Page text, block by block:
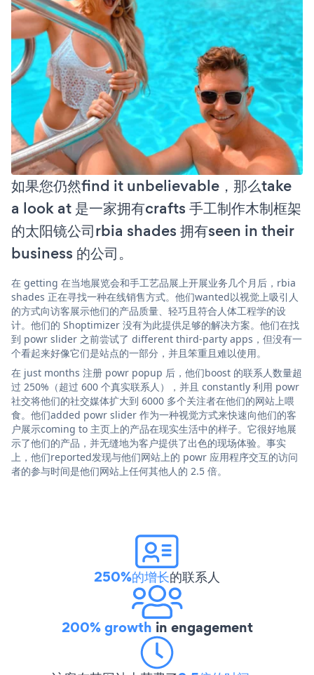
如果您仍然find it unbelievable，那么take
a look at 是一家拥有crafts 手工制作木制框架
的太阳镜公司rbia shades 拥有seen in their
business 的公司。
在 getting 在当地展览会和手工艺品展上开展业务几个月后，rbia
shades 正在寻找一种在线销售方式。他们wanted以视觉上吸引人
的方式向访客展示他们的产品质量、轻巧且符合人体工程学的设
计。他们的 Shoptimizer 没有为此提供足够的解决方案。他们在找
到 powr slider 之前尝试了 different third-party apps，但没有一
个看起来好像它们是站点的一部分，并且笨重且难以使用。
在 just months 注册 powr popup 后，他们boost 的联系人数量超
过 250%（超过 600 个真实联系人），并且 constantly 利用 powr
社交将他们的社交媒体扩大到 6000 多个关注者在他们的网站上喂
食。他们added powr slider 作为一种视觉方式来快速向他们的客
户展示coming to 主页上的产品在现实生活中的样子。它很好地展
示了他们的产品，并无缝地为客户提供了出色的现场体验。事实
上，他们reported发现与他们网站上的 powr 应用程序交互的访问
者的参与时间是他们网站上任何其他人的 2.5 倍。
250%的增长的联系人
200% growth in engagement